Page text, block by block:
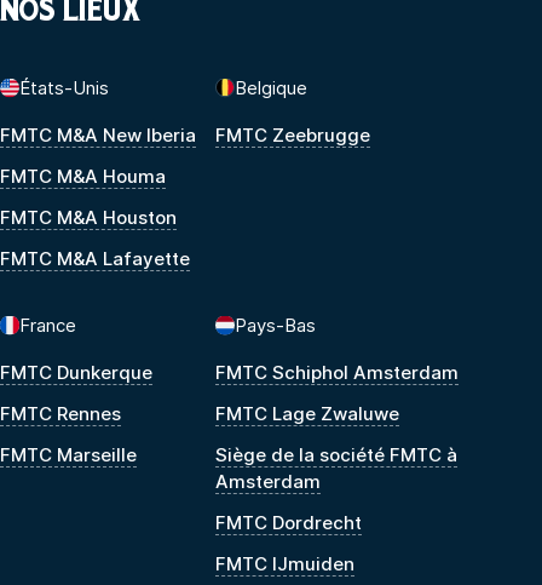
NOS LIEUX
États-Unis
FMTC M&A New Iberia
FMTC M&A Houma
FMTC M&A Houston
FMTC M&A Lafayette
Belgique
FMTC Zeebrugge
France
FMTC Dunkerque
FMTC Rennes
FMTC Marseille
Pays-Bas
FMTC Schiphol Amsterdam
FMTC Lage Zwaluwe
Siège de la société FMTC à
Amsterdam
FMTC Dordrecht
FMTC IJmuiden